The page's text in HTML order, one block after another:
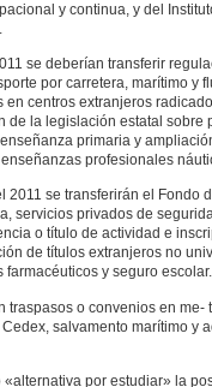
y continua, y del
se deberían transferir
por carretera, marítimo y
centros extranjeros
de la legislación estatal sobre
primaria y
profesionales
2011 se transferirán el Fondo
servicios privados de
o título de actividad e
de títulos extranjeros no
farmacéuticos y seguro escolar.
traspasos o convenios en me-
salvamento marítimo y
«alternativa por estudiar» la